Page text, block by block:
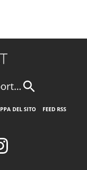
DEL SITO
FEED RSS